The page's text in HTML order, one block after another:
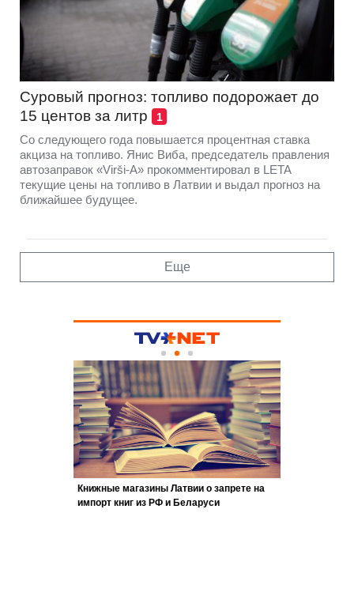
Суровый прогноз: топливо подорожает до
15 центов за литр
1
Со следующего года повышается процентная ставка
акциза на топливо. Янис Виба, председатель правления
автозаправок «Virši-A» прокомментировал в LETA
текущие цены на топливо в Латвии и выдал прогноз на
ближайшее будущее.
Еще